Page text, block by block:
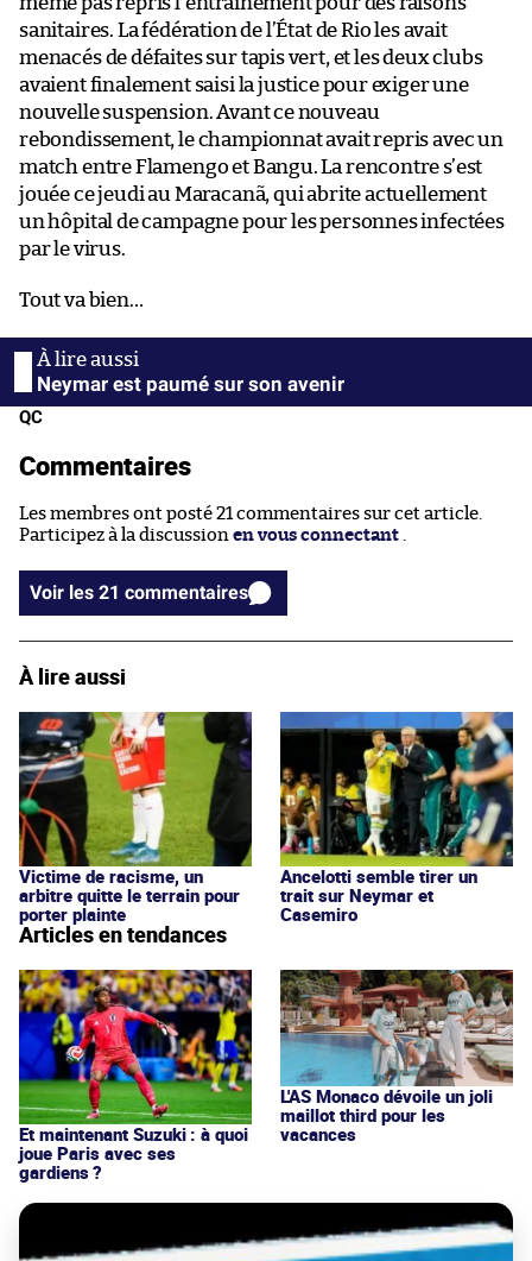
sanitaires. La fédération de l’État de Rio les avait
menacés de défaites sur tapis vert, et les deux clubs
avaient finalement saisi la justice pour exiger une
nouvelle suspension. Avant ce nouveau
rebondissement, le championnat avait repris avec un
match entre Flamengo et Bangu. La rencontre s’est
jouée ce jeudi au Maracanã, qui abrite actuellement
un hôpital de campagne pour les personnes infectées
par le virus.
Tout va bien…
Neymar est paumé sur son avenir
QC
Commentaires
Les membres ont posté 21 commentaires sur cet article.
Participez à la discussion en vous connectant
Voir les 21 commentaires
À lire aussi
Victime de racisme, un
arbitre quitte le terrain pour
porter plainte
Ancelotti semble tirer un
trait sur Neymar et
Casemiro
Articles en tendances
Et maintenant Suzuki : à quoi
joue Paris avec ses
gardiens ?
L'AS Monaco dévoile un joli
maillot third pour les
vacances